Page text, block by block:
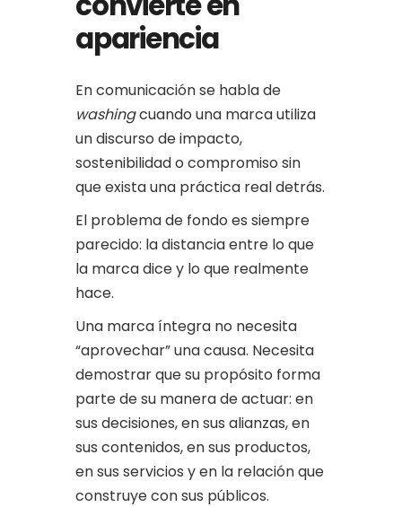
apariencia
En comunicación se habla de
washingcuando una marca utiliza
un discurso de impacto,
sostenibilidad o compromiso sin
que exista una práctica real detrás.
El problema de fondo es siempre
parecido: la distancia entre lo que
la marca dice y lo que realmente
hace.
Una marca íntegra no necesita
“aprovechar” una causa. Necesita
demostrar que su propósito forma
parte de su manera de actuar: en
sus decisiones, en sus alianzas, en
sus contenidos, en sus productos,
en sus servicios y en la relación que
construye con sus públicos.